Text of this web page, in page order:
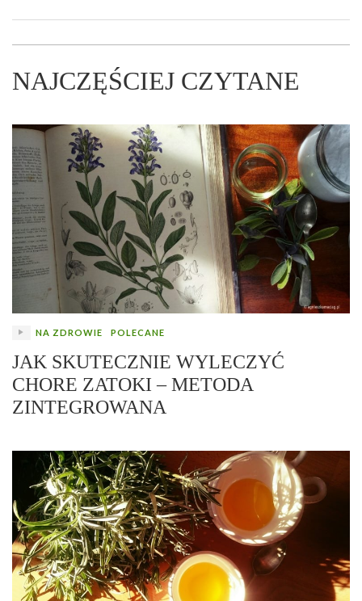
NAJCZĘŚCIEJ CZYTANE
NA ZDROWIE POLECANE
JAK SKUTECZNIE WYLECZYĆ
CHORE ZATOKI – METODA
ZINTEGROWANA